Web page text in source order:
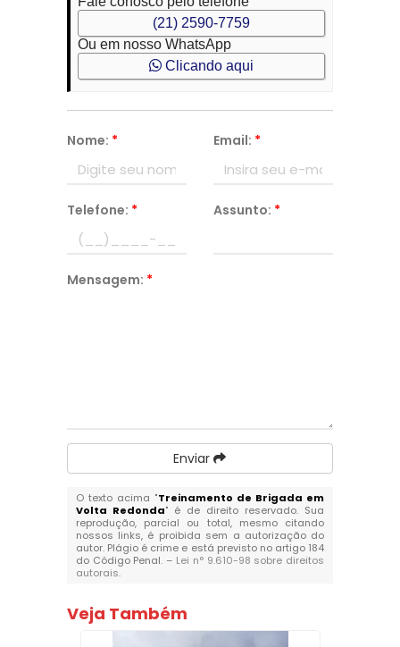
(21) 2590-7759
Ou em nosso WhatsApp
Clicando aqui
Nome: * Email: *
Telefone: * Assunto: *
Mensagem: *
Enviar
O texto acima "Treinamento de Brigada em
Volta Redonda" é de direito reservado. Sua
reprodução, parcial ou total, mesmo citando
nossos links, é proibida sem a autorização do
autor. Plágio é crime e está previsto no artigo 184
do Código Penal. – Lei n° 9.610-98 sobre direitos
autorais.
Veja Também